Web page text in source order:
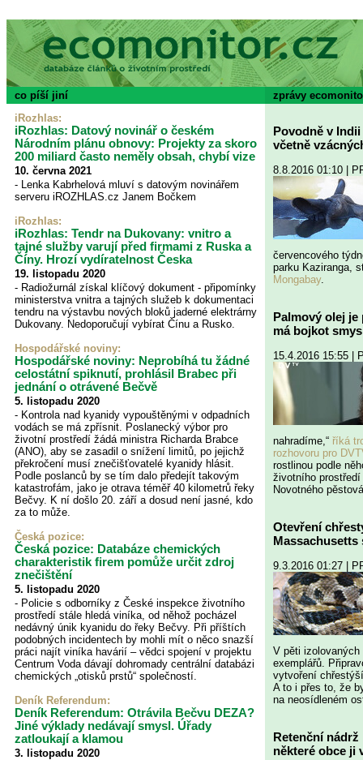
co píší jiní
zprávy
iRozhlas:
iRozhlas: Datový novinář o českém
Národním plánu obnovy: Projekty za skoro
200 miliard často neměly obsah, chybí vize
10. června 2021
- Lenka Kabrhelová mluví s datovým novinářem
serveru iROZHLAS.cz Janem Bočkem
iRozhlas:
iRozhlas: Tendr na Dukovany: vnitro a
tajné služby varují před firmami z Ruska a
Číny. Hrozí vydíratelnost Česka
19. listopadu 2020
- Radiožurnál získal klíčový dokument - připomínky
ministerstva vnitra a tajných služeb k dokumentaci
tendru na výstavbu nových bloků jaderné elektrárny
Dukovany. Nedoporučují vybírat Čínu a Rusko.
Hospodářské noviny:
Hospodářské noviny: Neprobíhá tu žádné
celostátní spiknutí, prohlásil Brabec při
jednání o otrávené Bečvě
5. listopadu 2020
- Kontrola nad kyanidy vypouštěnými v odpadních
vodách se má zpřísnit. Poslanecký výbor pro
životní prostředí žádá ministra Richarda Brabce
(ANO), aby se zasadil o snížení limitů, po jejichž
překročení musí znečišťovatelé kyanidy hlásit.
Podle poslanců by se tím dalo předejít takovým
katastrofám, jako je otrava téměř 40 kilometrů řeky
Bečvy. K ní došlo 20. září a dosud není jasné, kdo
za to může.
Česká pozice:
Česká pozice: Databáze chemických
charakteristik firem pomůže určit zdroj
znečištění
5. listopadu 2020
- Policie s odborníky z České inspekce životního
prostředí stále hledá viníka, od něhož pocházel
nedávný únik kyanidu do řeky Bečvy. Při příštích
podobných incidentech by mohli mít o něco snazší
práci najít viníka havárií – vědci spojení v projektu
Centrum Voda dávají dohromady centrální databázi
chemických „otisků prstů“ společností.
Deník Referendum:
Deník Referendum: Otrávila Bečvu DEZA?
Jiné výklady nedávají smysl. Úřady
zatloukají a klamou
3. listopadu 2020
Povodně v
včetně
8.8.2016 01:10 |
červencového
parku Kaziranga,
Mongabay.
Palmový olej
má bojkot
15.4.2016 15:55 |
nahradíme,“ říká
rozhovoru pro
rostlinou podle
životního
Novotného
Otevření
Massachusetts
9.3.2016 01:27 |
V pěti
exemplářů.
vytvoření
A to i přes to, že
na neosídleném
Retenční nádrž
některé obce ji